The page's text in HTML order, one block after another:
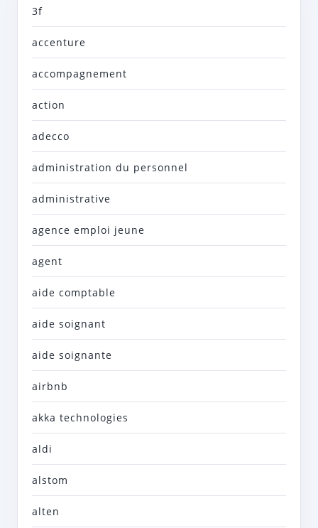
3f
accenture
accompagnement
action
adecco
administration du personnel
administrative
agence emploi jeune
agent
aide comptable
aide soignant
aide soignante
airbnb
akka technologies
aldi
alstom
alten